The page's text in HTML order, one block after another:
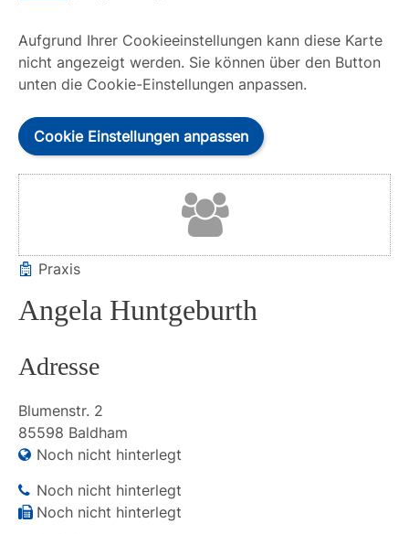
Aufgrund Ihrer Cookieeinstellungen kann diese Karte
nicht angezeigt werden. Sie können über den Button
unten die Cookie-Einstellungen anpassen.
Cookie Einstellungen anpassen
Praxis
Angela Huntgeburth
Adresse
Blumenstr. 2
85598 Baldham
Noch nicht hinterlegt
Noch nicht hinterlegt
Noch nicht hinterlegt